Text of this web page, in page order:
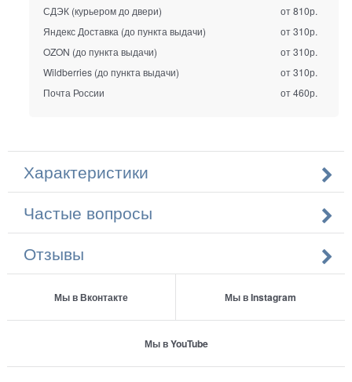
СДЭК (курьером до двери)
от 810р.
Яндекс Доставка (до пункта выдачи)
от 310р.
OZON (до пункта выдачи)
от 310р.
Wildberries (до пункта выдачи)
от 310р.
Почта России
от 460р.
Характеристики
Частые вопросы
Отзывы
Мы в Вконтакте Мы в Instagram
Мы в YouTube